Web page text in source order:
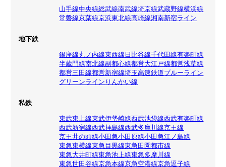
山手線中央線総武線南武線埼京線武蔵野線横浜線
常磐線京葉線京浜東北線高崎線湘南新宿ライン
地下鉄
銀座線丸ノ内線東西線 日比谷線千代田線有楽町線
半蔵門線南北線副都心線都営大江戸線都営浅草線
都営三田線都営新宿線埼玉高速鉄道ブルーライン
グリーンライン りんかい線
私鉄
東武東上線東武伊勢崎線西武池袋線西武有楽町線
西武新宿線西武拝島線西武多摩川線京王線
京王井の頭線小田急小田原線小田急江ノ島線
東急東横線東急目黒線東急田園都市線
東急大井町線東急池上線東急多摩川線
東急世田谷線京急本線京急空港線京急逗子線